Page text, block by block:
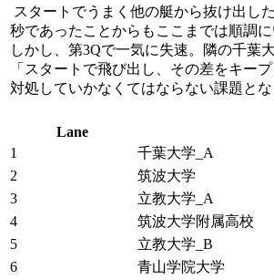
スタートでうまく他の艇から抜け出し
秒であったことからもここまでは順調
しかし、第3Qで一気に失速。隣の千葉
「スタートで飛び出し、その差をキー
対処していかなくてはならない課題とな
Lane
1
千葉大学_A
2
筑波大学
3
立教大学_A
4
筑波大学附属高校
5
立教大学_B
6
青山学院大学